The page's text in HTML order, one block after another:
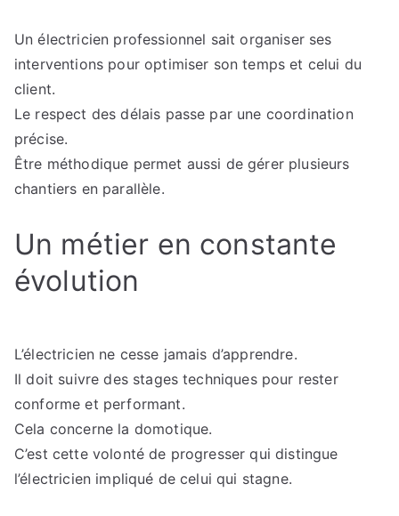
Un électricien professionnel sait organiser ses
interventions pour optimiser son temps et celui du
client.
Le respect des délais passe par une coordination
précise.
Être méthodique permet aussi de gérer plusieurs
chantiers en parallèle.
Un métier en constante
évolution
L’électricien ne cesse jamais d’apprendre.
Il doit suivre des stages techniques pour rester
conforme et performant.
Cela concerne la domotique.
C’est cette volonté de progresser qui distingue
l’électricien impliqué de celui qui stagne.